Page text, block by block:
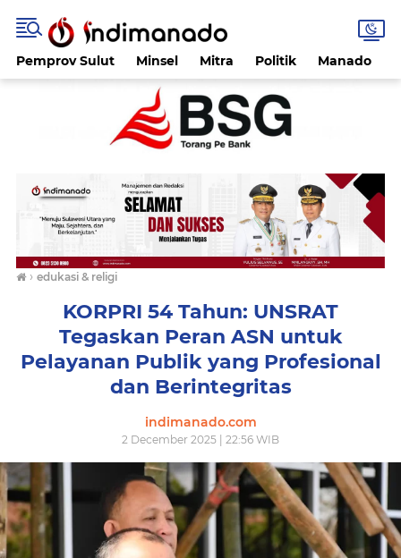
Pemprov Sulut Minsel Mitra Politik Manado
› edukasi & religi
KORPRI 54 Tahun: UNSRAT
Tegaskan Peran ASN untuk
Pelayanan Publik yang Profesional
dan Berintegritas
indimanado.com
2 December 2025 | 22:56 WIB